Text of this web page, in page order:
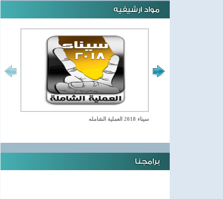
مواد ارشيفيه
سيناء 2018 العملية الشامله
برامجنا